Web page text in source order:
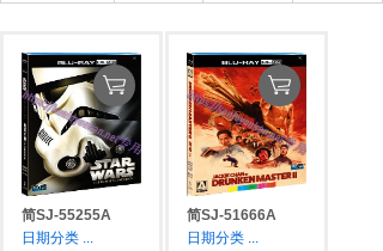
简SJ-55255A
日期分类 ...
简SJ-51666A
日期分类 ...